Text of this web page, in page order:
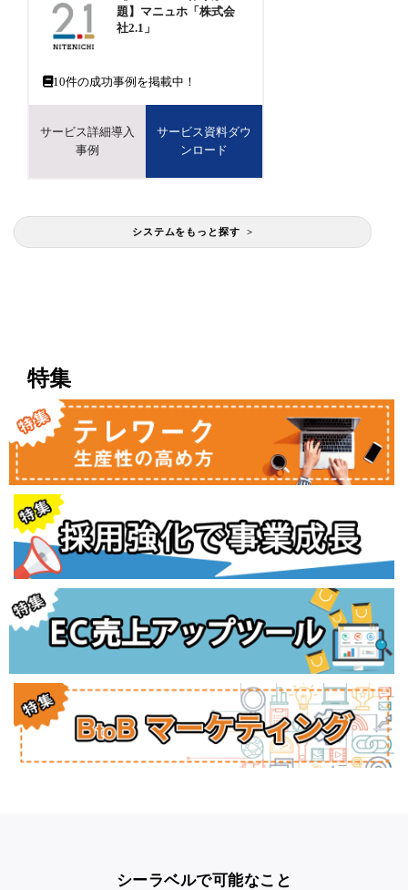
題】マニュホ「株式会
社2.1」
10件の成功事例を掲載中！
サービス詳細導入
事例
サービス資料ダウ
ンロード
システムをもっと探す >
特集
シーラベルで可能なこと